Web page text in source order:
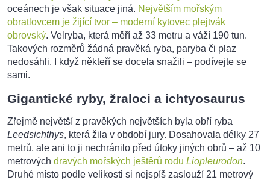
oceánech je však situace jiná. Největším mořským
obratlovcem je žijící tvor – moderní kytovec plejtvák
obrovský. Velryba, která měří až 33 metru a váží 190 tun.
Takových rozměrů žádná pravěká ryba, paryba či plaz
nedosáhli. I když někteří se docela snažili – podívejte se
sami.
Gigantické ryby, žraloci a ichtyosaurus
Zřejmě největší z pravěkých největších byla obří ryba
Leedsichthys, která žila v období jury. Dosahovala délky 27
metrů, ale ani to ji nechránilo před útoky jiných obrů – až 10
metrových dravých mořských ještěrů rodu Liopleurodon.
Druhé místo podle velikosti si nejspíš zaslouží 21 metrový